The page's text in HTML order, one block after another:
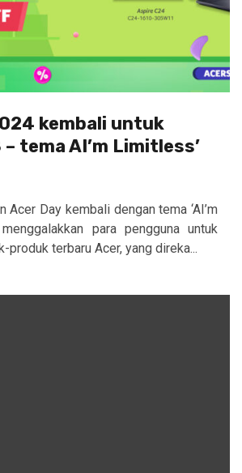
kembali untuk
tema AI’m Limitless’
Acer Day kembali dengan tema ‘AI’m
para pengguna untuk
produk terbaru Acer, yang direka...